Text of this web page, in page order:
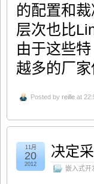
的配置和
层次也比
由于这些
越多的厂家
Posted by reille at
决定
嵌入式开
11月
20
2012